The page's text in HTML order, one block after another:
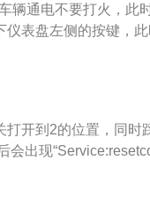
辆通电不要打火，此
仪表盘左侧的按键，
机动车辆的保养能量
养周期到达的时候，
期。
打开到2的位置，同时
会出现
上用于提醒车主汽车需